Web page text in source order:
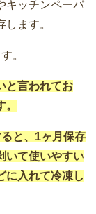
キッチンペーパ
ます。
。
と言われてお
と、1ヶ月保存
いて使いやすい
に入れて冷凍し